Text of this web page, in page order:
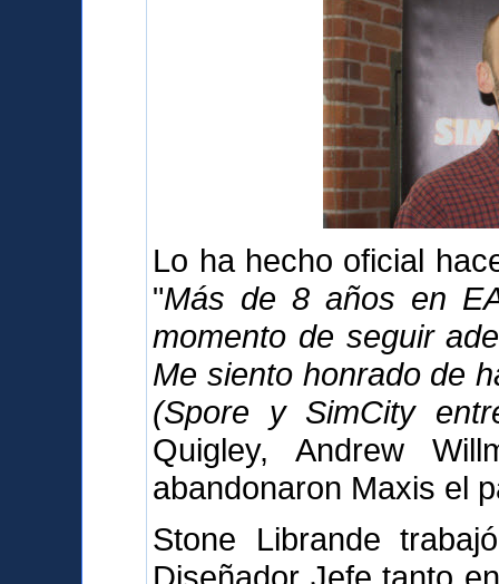
Lo ha hecho oficial
"Más de 8 años en
momento de seguir
Me siento honrado de
(Spore y SimCity
Quigley, Andrew
abandonaron Maxis el
Stone Librande